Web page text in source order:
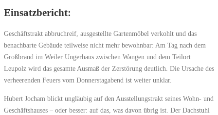
Einsatzbericht:
Geschäftstrakt abbruchreif, ausgestellte Gartenmöbel verkohlt und das
benachbarte Gebäude teilweise nicht mehr bewohnbar: Am Tag nach dem
Großbrand im Weiler Ungerhaus zwischen Wangen und dem Teilort
Leupolz wird das gesamte Ausmaß der Zerstörung deutlich. Die Ursache des
verheerenden Feuers vom Donnerstagabend ist weiter unklar.
Hubert Jocham blickt ungläubig auf den Ausstellungstrakt seines Wohn- und
Geschäftshauses – oder besser: auf das, was davon übrig ist. Der Dachstuhl